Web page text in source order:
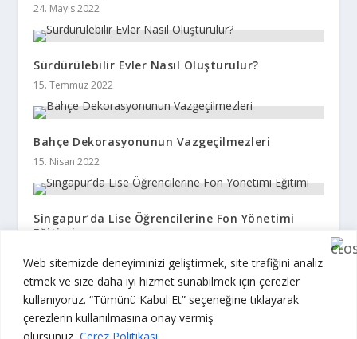
Web sitemizde deneyiminizi geliştirmek, site trafiğini analiz
etmek ve size daha iyi hizmet sunabilmek için çerezler
kullanıyoruz. “Tümünü Kabul Et” seçeneğine tıklayarak
çerezlerin kullanılmasına onay vermiş
olursunuz. Çerez Politikası
24. Mayıs 2022
Sürdürülebilir Evler Nasıl Oluşturulur?
15. Temmuz 2022
Bahçe Dekorasyonunun Vazgeçilmezleri
15. Nisan 2022
Singapur’da Lise Öğrencilerine Fon Yönetimi
Eğitimi